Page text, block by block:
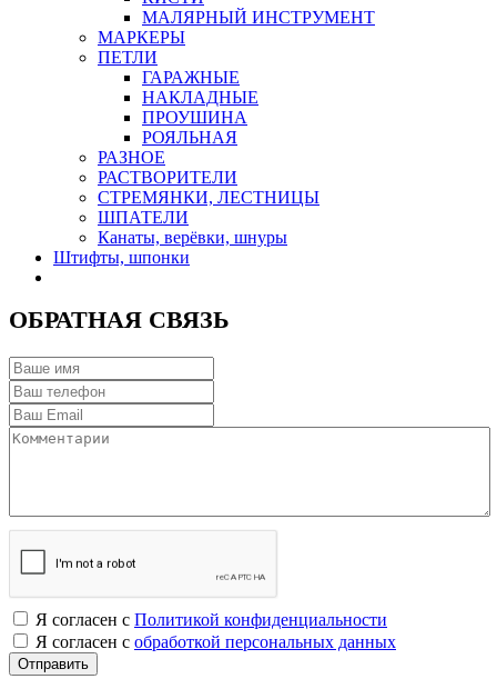
МАЛЯРНЫЙ ИНСТРУМЕНТ
МАРКЕРЫ
ПЕТЛИ
ГАРАЖНЫЕ
НАКЛАДНЫЕ
ПРОУШИНА
РОЯЛЬНАЯ
РАЗНОЕ
РАСТВОРИТЕЛИ
СТРЕМЯНКИ, ЛЕСТНИЦЫ
ШПАТЕЛИ
Канаты, верёвки, шнуры
Штифты, шпонки
ОБРАТНАЯ СВЯЗЬ
Я согласен с Политикой конфиденциальности
Я согласен с обработкой персональных данных